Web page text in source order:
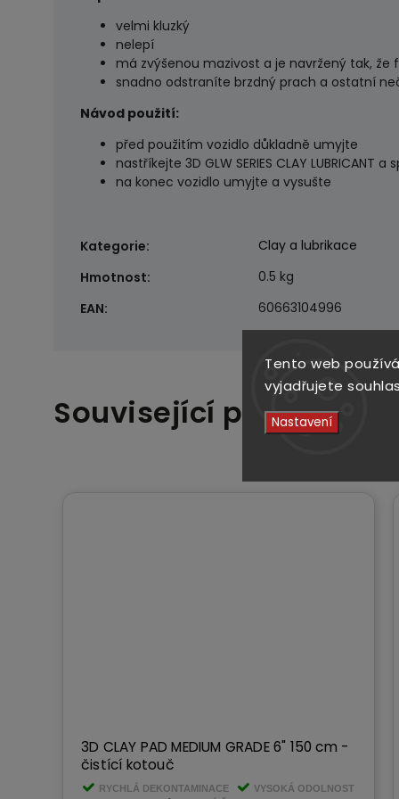
Tento web
vyjadřujete
Nastavení
velmi kluzký
nelepí
má zvýšenou mazivost a je navržený tak,
snadno odstraníte brzdný prach a ostatní
Návod použití:
před použitím vozidlo důkladně umyjte
nastříkejte 3D GLW SERIES CLAY LUBRICANT
na konec vozidlo umyjte a vysušte
Kategorie:
Clay a lubrikace
Hmotnost:
0.5 kg
EAN: 60663104996
Související produkty
3D CLAY PAD MEDIUM GRADE 6" 150 cm -
čistící kotouč
RYCHLÁ DEKONTAMINACE
VYSOKÁ ODOLNOST